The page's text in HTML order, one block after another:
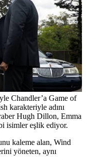
Chandler’a Game of
karakteriyle adını
Hugh Dillon, Emma
isimler eşlik ediyor.
kaleme alan, Wind
yöneten, aynı